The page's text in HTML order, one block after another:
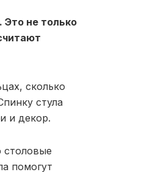
не только
сколько
стула
и декор.
столовые
помогут